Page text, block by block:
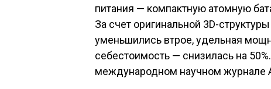
питания — компактную атомную
За счет оригинальной 3D-
уменьшились втрое, удельная
себестоимость — снизилась на
международном научном журнале